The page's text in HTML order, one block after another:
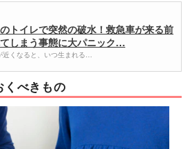
トイレで突然の破水！救急車が来る前
しまう事態に大パニック…
近くなると、いつ生まれる…
くべきもの